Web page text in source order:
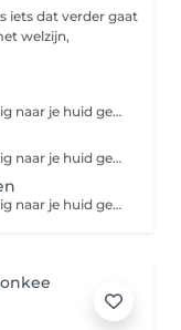
iets dat verder gaat
welzijn,
Tijdens deze behandeling: Wordt er grondig naar je huid gekeken, Krijg je productkennis en welke producten het beste bij je huid type past, Krijg je een behandelboekje mee hoe je huid thuis verder kan verzorgen voor het beste resultaat.
Tijdens deze behandeling: Wordt er grondig naar je huid gekeken, Krijg je productkennis en welke producten het beste bij je huid type past, Behandeling op maat voor kennismaking. Na de behandeling krijg je een behandelboekje mee hoe je huid thuis verder kan verzorgen voor het beste resultaat. Na de behandeling krijg je een behandelboekje mee hoe je huid thuis verder kan verzorgen voor het beste resultaat.
Tijdens deze behandeling: Wordt er grondig naar je huid gekeken Krijg je productkennis en welke producten het beste bij je huid type past Behandeling op maat voor kennismaking. Na de behandeling krijg je een behandelboekje mee hoe je huid thuis verder kan verzorgen voor het beste resultaat.